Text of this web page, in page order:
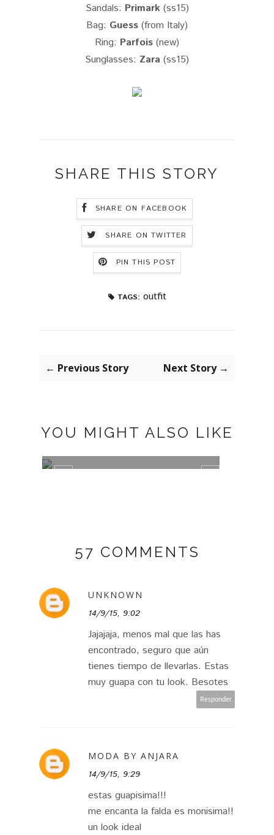
Sandals: Primark (ss15)
Bag: Guess (from Italy)
Ring: Parfois (new)
Sunglasses: Zara (ss15)
SHARE THIS STORY
SHARE ON FACEBOOK
SHARE ON TWITTER
PIN THIS POST
TAGS: outfit
← Previous Story Next Story →
YOU MIGHT ALSO LIKE
57 COMMENTS
UNKNOWN
14/9/15, 9:02
Jajajaja, menos mal que las has
encontrado, seguro que aún
tienes tiempo de llevarlas. Estas
muy guapa con tu look. Besotes
Responder
MODA BY ANJARA
14/9/15, 9:29
estas guapisima!!!
me encanta la falda es monisima!!
un look ideal